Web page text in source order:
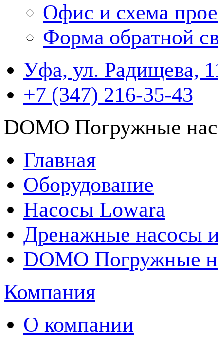
Офис и схема
Форма обратной
Уфа, ул. Радищева,
+7 (347) 216-35-43
DOMO Погружные
Главная
Оборудование
Насосы Lowara
Дренажные насосы
DOMO Погружные
Компания
О компании